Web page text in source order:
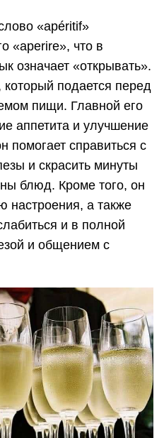
«apéritif»
«aperire», что в
означает «открывать».
который подается перед
пищи. Главной его
аппетита и улучшение
помогает справиться с
и скрасить минуты
блюд. Кроме того, он
настроения, а также
и в полной
и общением с